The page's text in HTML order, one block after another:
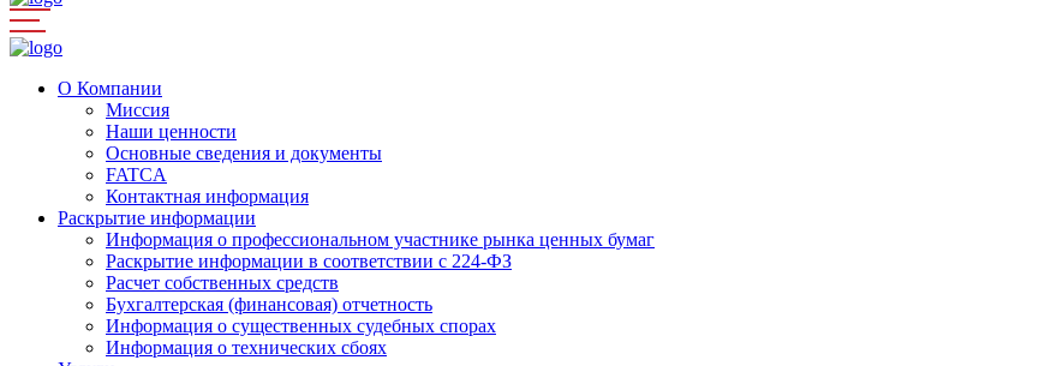
О Компании
Миссия
Наши ценности
Основные сведения и документы
FATCA
Контактная информация
Раскрытие информации
Информация о профессиональном участнике рынка ценных бумаг
Раскрытие информации в соответствии с 224-ФЗ
Расчет собственных средств
Бухгалтерская (финансовая) отчетность
Информация о существенных судебных спорах
Информация о технических сбоях